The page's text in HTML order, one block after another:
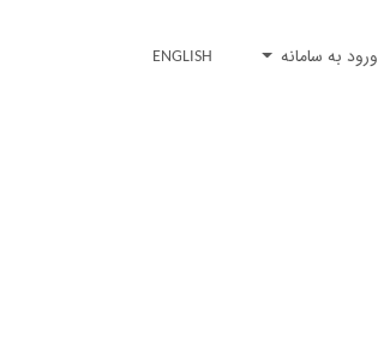
ورود به سامانه ENGLISH